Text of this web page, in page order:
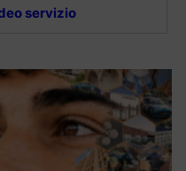
servizio